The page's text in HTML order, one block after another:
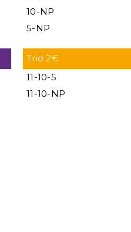
10-NP
5-NP
Trio 2€
11-10-5
11-10-NP